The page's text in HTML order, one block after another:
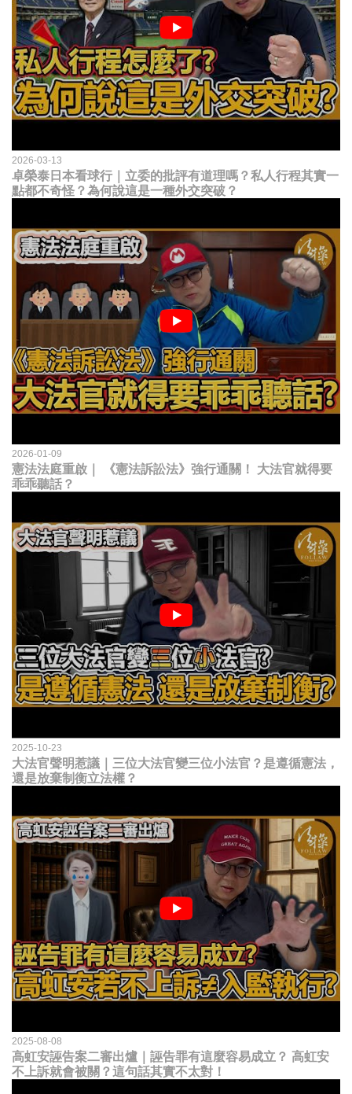
2026-03-13
卓榮泰日本看球行｜立委的批評有道理嗎？私人行程其實一
點都不奇怪？為何說這是一種外交突破？
2026-01-09
憲法法庭重啟｜ 《憲法訴訟法》強行通關！ 大法官就得要
乖乖聽話？
2025-10-23
大法官聲明惹議｜三位大法官變三位小法官？是遵循憲法，
還是放棄制衡立法權？
2025-08-08
高虹安誣告案二審出爐｜誣告罪有這麼容易成立？ 高虹安
不上訴就會被關？這句話其實不太對！